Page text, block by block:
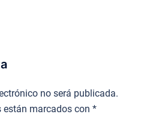
no será publicada.
marcados con *